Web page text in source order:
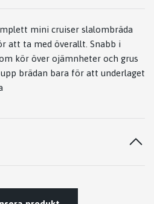
mini cruiser slalombräda
att ta med överallt. Snabb i
kör över ojämnheter och grus
brädan bara för att underlaget